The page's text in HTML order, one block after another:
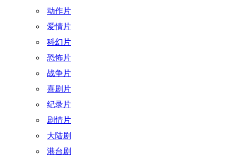
动作片
爱情片
科幻片
恐怖片
战争片
喜剧片
纪录片
剧情片
大陆剧
港台剧